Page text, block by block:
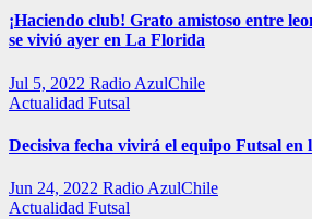
¡Haciendo club! Grato amistoso entre
se vivió ayer en La Florida
Jul 5, 2022 Radio AzulChile
Actualidad Futsal
Decisiva fecha vivirá el equipo Futsal en
Jun 24, 2022 Radio AzulChile
Actualidad Futsal